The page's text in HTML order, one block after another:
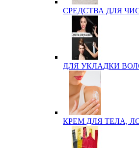
СРЕДСТВА ДЛЯ
ДЛЯ УКЛАДКИ
КРЕМ ДЛЯ ТЕЛА,